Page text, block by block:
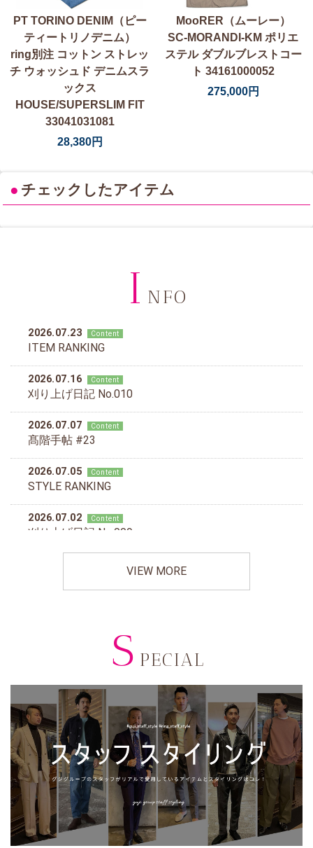
PT TORINO DENIM（ピー
ティートリノデニム）
ring別注 コットン ストレッ
チ ウォッシュド デニムスラ
ックス
HOUSE/SUPERSLIM FIT
33041031081
28,380円
MooRER（ムーレー）
SC-MORANDI-KM ポリエ
ステル ダブルブレストコー
ト 34161000052
275,000円
● チェックしたアイテム
I NFO
VIEW MORE
S PECIAL